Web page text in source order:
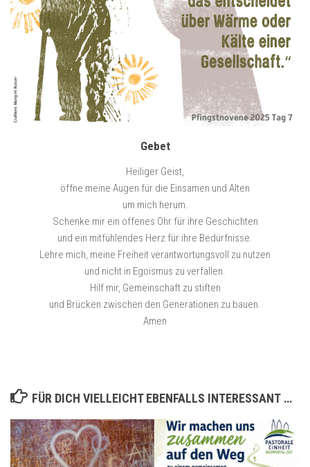
Gebet
Heiliger Geist,
öffne meine Augen für die Einsamen und Alten
um mich herum.
Schenke mir ein offenes Ohr für ihre Geschichten
und ein mitfühlendes Herz für ihre Bedürfnisse.
Lehre mich, meine Freiheit verantwortungsvoll zu nutzen
und nicht in Egoismus zu verfallen.
Hilf mir, Gemeinschaft zu stiften
und Brücken zwischen den Generationen zu bauen.
Amen
FÜR DICH VIELLEICHT EBENFALLS INTERESSANT …